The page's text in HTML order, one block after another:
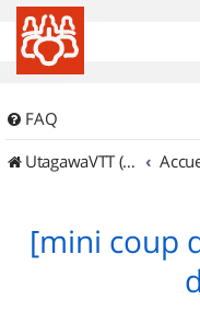
FAQ
UtagawaVTT (Randos VTT et VTTAE avec traces GPS)
[mini coup